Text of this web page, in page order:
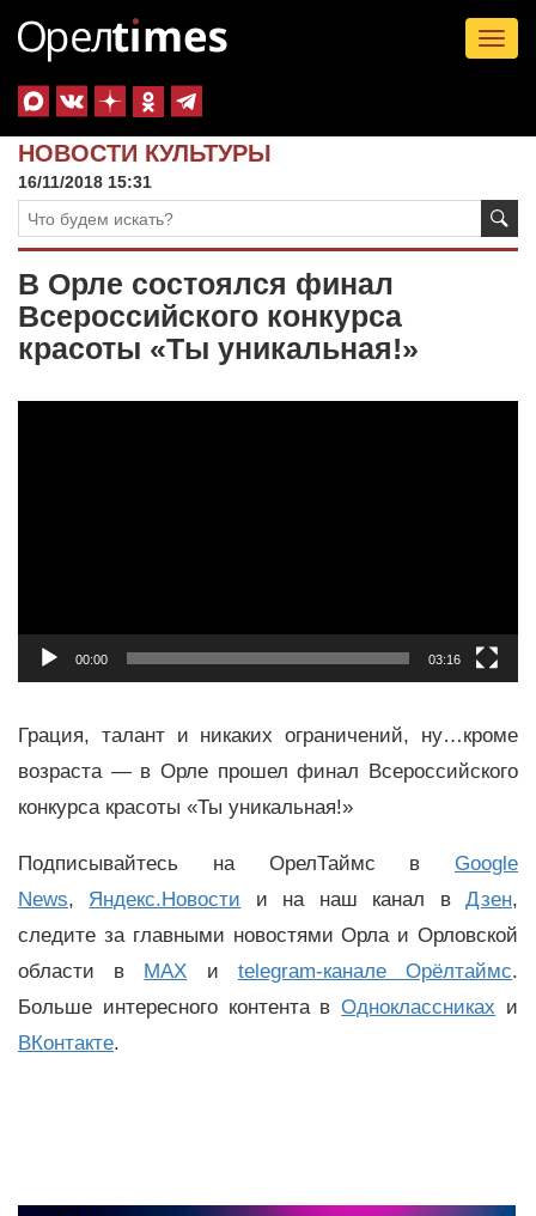
НОВОСТИ КУЛЬТУРЫ
16/11/2018 15:31
В Орле состоялся финал
Всероссийского конкурса
красоты «Ты уникальная!»
00:00 03:16
Грация, талант и никаких ограничений, ну…кроме
возраста — в Орле прошел финал Всероссийского
конкурса красоты «Ты уникальная!»
Подписывайтесь на ОрелТаймс в Google
News, Яндекс.Новости и на наш канал вДзен,
следите за главными новостями Орла и Орловской
области в MAX и telegram-канале Орёлтаймс.
Больше интересного контента вОдноклассниках и
ВКонтакте.